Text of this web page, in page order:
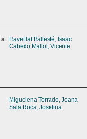
a
Ravetllat Ballesté, Isaac
Cabedo Mallol, Vicente
Miguelena Torrado, Joana
Sala Roca, Josefina